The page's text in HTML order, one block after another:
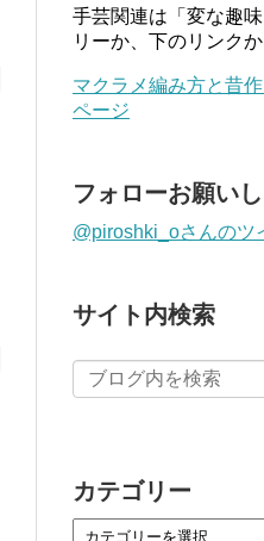
手芸関連は「変な趣
リーか、下のリンク
マクラメ編み方と昔
ページ
フォローお願いし
@piroshki_oさんのツ
サイト内検索
カテゴリー